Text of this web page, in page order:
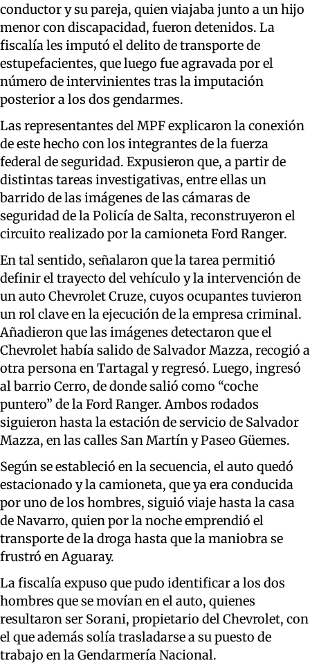
conductor y su pareja, quien viajaba junto a un hijo
menor con discapacidad, fueron detenidos. La
fiscalía les imputó el delito de transporte de
estupefacientes, que luego fue agravada por el
número de intervinientes tras la imputación
posterior a los dos gendarmes.
Las representantes del MPF explicaron la conexión
de este hecho con los integrantes de la fuerza
federal de seguridad. Expusieron que, a partir de
distintas tareas investigativas, entre ellas un
barrido de las imágenes de las cámaras de
seguridad de la Policía de Salta, reconstruyeron el
circuito realizado por la camioneta Ford Ranger.
En tal sentido, señalaron que la tarea permitió
definir el trayecto del vehículo y la intervención de
un auto Chevrolet Cruze, cuyos ocupantes tuvieron
un rol clave en la ejecución de la empresa criminal.
Añadieron que las imágenes detectaron que el
Chevrolet había salido de Salvador Mazza, recogió a
otra persona en Tartagal y regresó. Luego, ingresó
al barrio Cerro, de donde salió como “coche
puntero” de la Ford Ranger. Ambos rodados
siguieron hasta la estación de servicio de Salvador
Mazza, en las calles San Martín y Paseo Güemes.
Según se estableció en la secuencia, el auto quedó
estacionado y la camioneta, que ya era conducida
por uno de los hombres, siguió viaje hasta la casa
de Navarro, quien por la noche emprendió el
transporte de la droga hasta que la maniobra se
frustró en Aguaray.
La fiscalía expuso que pudo identificar a los dos
hombres que se movían en el auto, quienes
resultaron ser Sorani, propietario del Chevrolet, con
el que además solía trasladarse a su puesto de
trabajo en la Gendarmería Nacional.